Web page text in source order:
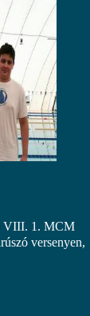
VIII. 1. MCM
versenyen,